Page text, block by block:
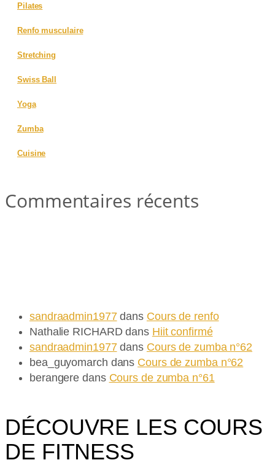
Pilates
Renfo musculaire
Stretching
Swiss Ball
Yoga
Zumba
Cuisine
Commentaires récents
sandraadmin1977dans Cours de renfo
Nathalie RICHARD dans Hiit confirmé
sandraadmin1977dans Cours de zumba n°62
bea_guyomarch dans Cours de zumba n°62
berangere dans Cours de zumba n°61
DÉCOUVRE LES COURS
DE FITNESS